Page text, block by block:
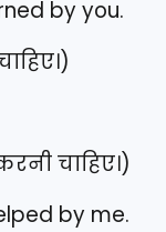
by you.
चाहिए।)
by me.